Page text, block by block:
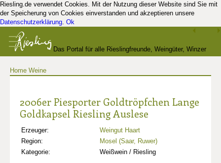
Riesling.de verwendet Cookies. Mit der Nutzung dieser Website sind Sie mit
der Speicherung von Cookies einverstanden und akzeptieren unsere
Datenschutzerklärung. Ok
Das Portal für alle Rieslingfreunde, Weingüter, Winzer
Home Weine
2006er Piesporter Goldtröpfchen Lange
Goldkapsel Riesling Auslese
Erzeuger:
Weingut Haart
Region:
Mosel (Saar, Ruwer)
Kategorie:
Weißwein / Riesling